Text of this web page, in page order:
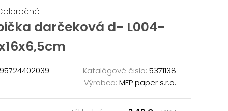
darčeková d- L004-
Katalógové čislo: 5371138
Výrobca: MFP paper s.r.o.